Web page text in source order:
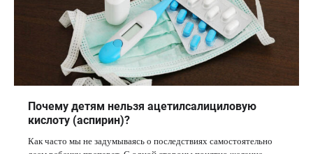
Почему детям нельзя ацетилсалициловую
кислоту (аспирин)?
Как часто мы не задумываясь о последствиях самостоятельно